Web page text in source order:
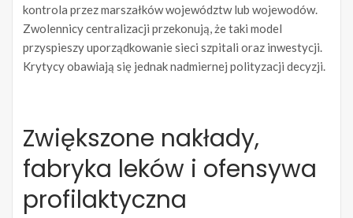
kontrola przez marszałków województw lub wojewodów.
Zwolennicy centralizacji przekonują, że taki model
przyspieszy uporządkowanie sieci szpitali oraz inwestycji.
Krytycy obawiają się jednak nadmiernej polityzacji decyzji.
Zwiększone nakłady,
fabryka leków i ofensywa
profilaktyczna